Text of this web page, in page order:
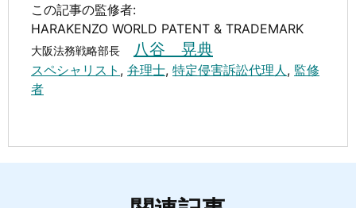
この記事の監修者:
HARAKENZO WORLD PATENT & TRADEMARK
大阪法務戦略部長 八谷 晃典
スペシャリスト , 弁理士, 特定侵害訴訟代理人 , 監修
者